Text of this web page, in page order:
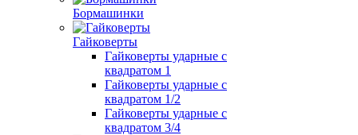
Бормашинки
Гайковерты
Гайковерты ударные с
квадратом 1
Гайковерты ударные с
квадратом 1/2
Гайковерты ударные с
квадратом 3/4